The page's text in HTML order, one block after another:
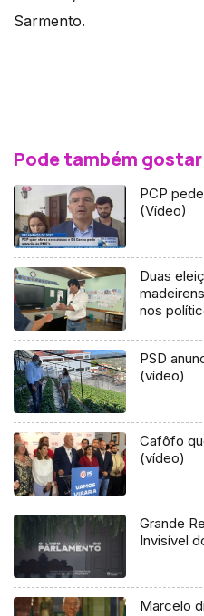
Sarmento.
Pode também gostar
PCP
(Vídeo)
Duas
nos
PSD
(vídeo)
Cafôfo
(vídeo)
Grande
Invisível
Marcelo